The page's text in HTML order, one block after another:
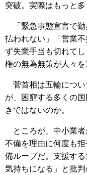
突破。実際はもっと
「緊急事態宣言で勤
払われない」「営業
ず失業手当も切れて
権の無為無策が人々を
菅首相は五輪につい
が、困窮する多くの
きではないのか。
ところが、中小業者
不備を理由に何度も
備ループだ。支援す
気持ちになる」と批判